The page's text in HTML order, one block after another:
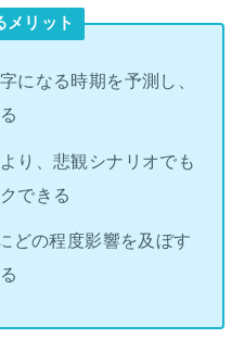
メリット
になる時期を予測し、
り、悲観シナリオでも
できる
どの程度影響を及ぼす